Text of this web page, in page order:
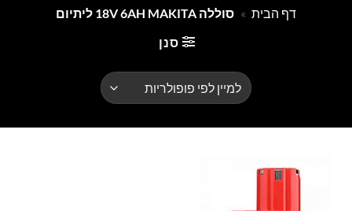
דף הבית » סוללה 18V 6AH MAKITA ליתיום
סנן